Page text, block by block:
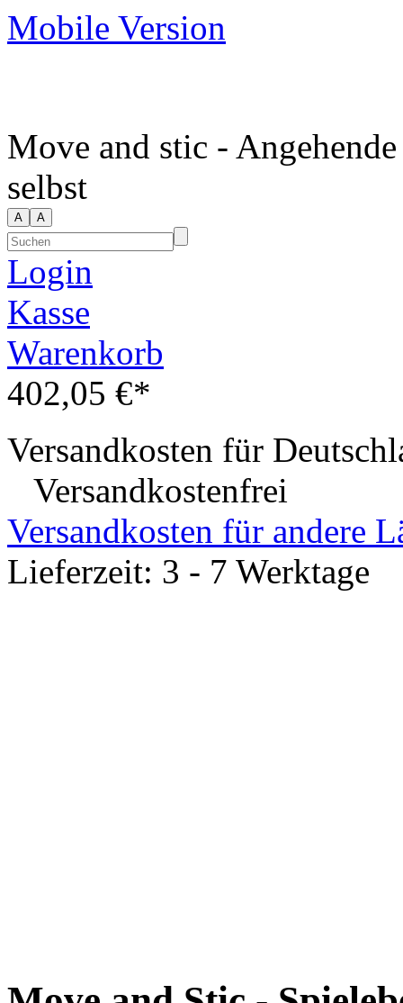
Mobile Version
Move and stic -
selbst
Login
Kasse
Warenkorb
402,05 €*
Versandkosten für
Versandkostenfrei
Versandkosten für andere